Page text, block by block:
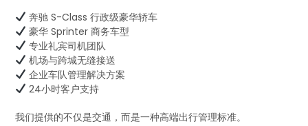
奔驰 S-Class 行政级豪华轿车
豪华 Sprinter 商务车型
专业礼宾司机团队
机场与跨城无缝接送
企业车队管理解决方案
24小时客户支持
我们提供的不仅是交通，而是一种高端出行管理标准。